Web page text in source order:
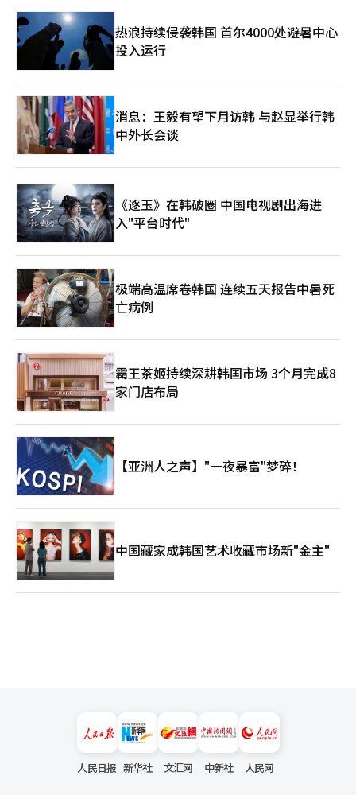
热浪持续侵袭韩国 首尔4000处避暑中心
投入运行
消息：王毅有望下月访韩 与赵显举行韩
中外长会谈
《逐玉》在韩破圈 中国电视剧出海进
入"平台时代"
极端高温席卷韩国 连续五天报告中暑死
亡病例
霸王茶姬持续深耕韩国市场 3个月完成8
家门店布局
【亚洲人之声】"一夜暴富"梦碎！
中国藏家成韩国艺术收藏市场新"金主"
人民日报 新华社 文汇网 中新社 人民网